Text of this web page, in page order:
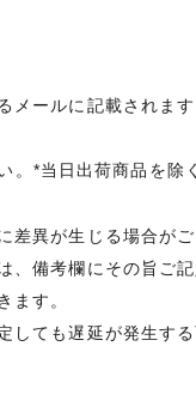
ールに記載されます
。*当日出荷商品を除く
異が生じる場合がご
、備考欄にその旨ご記
ます。
ても遅延が発生する